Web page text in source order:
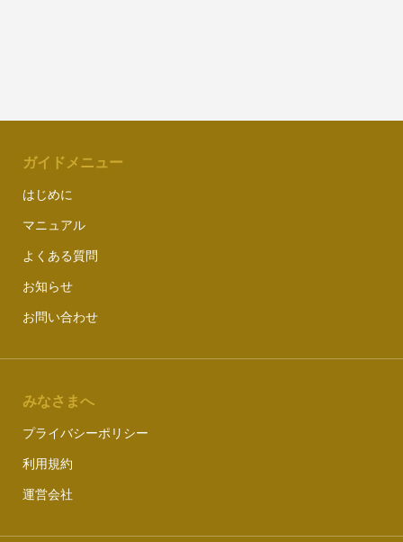
ガイドメニュー
はじめに
マニュアル
よくある質問
お知らせ
お問い合わせ
みなさまへ
プライバシーポリシー
利用規約
運営会社